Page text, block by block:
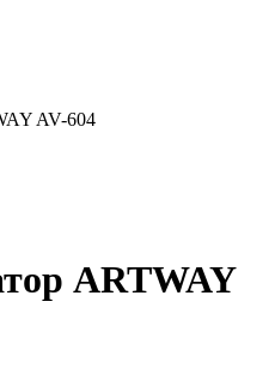
AV-604
ARTWAY